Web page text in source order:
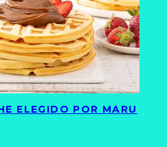
ELEGIDO POR MARU